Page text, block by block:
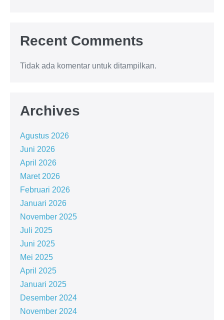
Recent Comments
Tidak ada komentar untuk ditampilkan.
Archives
Agustus 2026
Juni 2026
April 2026
Maret 2026
Februari 2026
Januari 2026
November 2025
Juli 2025
Juni 2025
Mei 2025
April 2025
Januari 2025
Desember 2024
November 2024